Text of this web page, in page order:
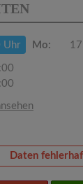
Uhr Mo:
Daten